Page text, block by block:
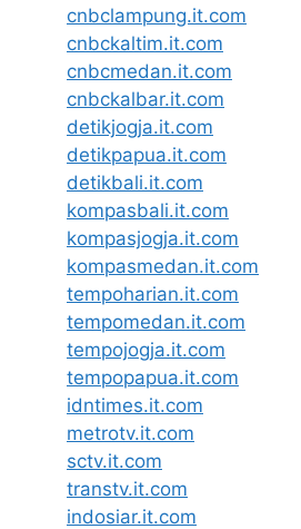
cnbclampung.it.com
cnbckaltim.it.com
cnbcmedan.it.com
cnbckalbar.it.com
detikjogja.it.com
detikpapua.it.com
detikbali.it.com
kompasbali.it.com
kompasjogja.it.com
kompasmedan.it.com
tempoharian.it.com
tempomedan.it.com
tempojogja.it.com
tempopapua.it.com
idntimes.it.com
metrotv.it.com
sctv.it.com
transtv.it.com
indosiar.it.com